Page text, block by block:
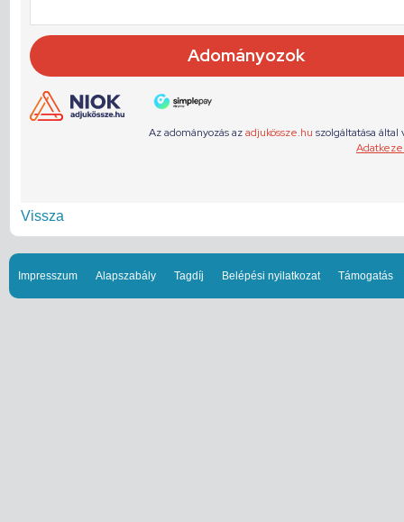
Vissza
Impresszum Alapszabály Tagdíj Belépési nyilatkozat Támogatás